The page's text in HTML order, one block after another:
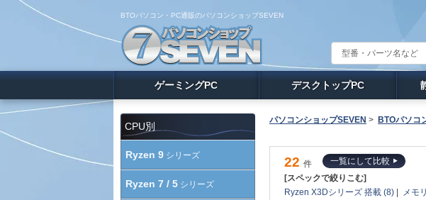
BTOパソコン・PC通販のパソコンショップSEVEN
ゲーミングPC デスクトップPC
パソコンショップSEVEN > BTOパソコ
22 件
一覧にして比較
[スペックで絞りこむ]
Ryzen X3Dシリーズ 搭載 (8) | メモ
CPU別
Ryzen 9 シリーズ
Ryzen 7 / 5 シリーズ